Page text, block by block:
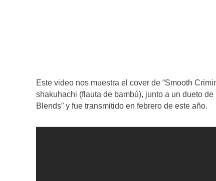
Este video nos muestra el cover de “Smooth
shakuhachi (flauta de bambú), junto a un dueto
Blends” y fue transmitido en febrero de este año.